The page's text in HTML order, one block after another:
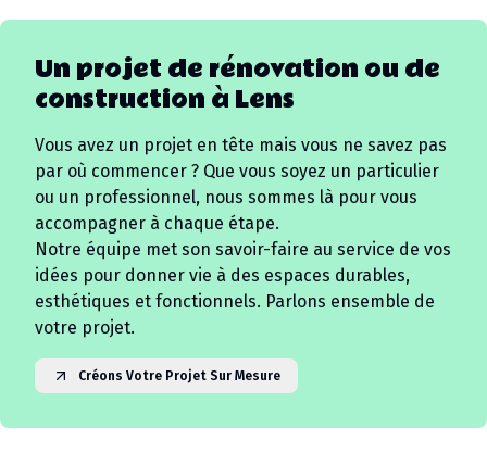
Un projet de rénovation ou de
construction à Lens
Vous avez un projet en tête mais vous ne savez pas
par où commencer ? Que vous soyez un particulier
ou un professionnel, nous sommes là pour vous
accompagner à chaque étape.
Notre équipe met son savoir-faire au service de vos
idées pour donner vie à des espaces durables,
esthétiques et fonctionnels. Parlons ensemble de
votre projet.
Créons Votre Projet Sur Mesure